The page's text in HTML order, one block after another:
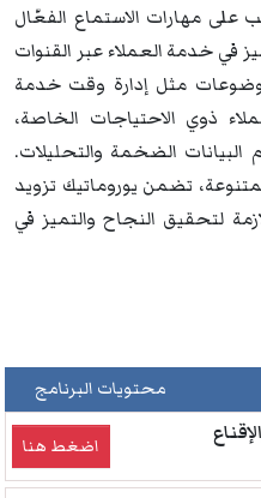
على مهارات الاستماع الفعّال
في خدمة العملاء عبر القنوات
مثل إدارة وقت خدمة
ذوي الاحتياجات الخاصة،
الضخمة والتحليلات.
تضمن يوروماتيك تزويد
لتحقيق النجاح والتميز في
محتويات البرنامج
اضغط هنا